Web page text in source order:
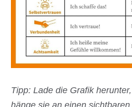
Tipp: Lade die Grafik